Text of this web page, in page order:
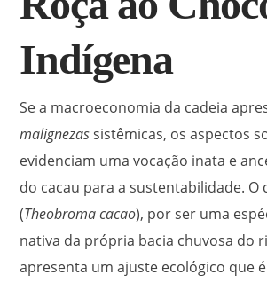
Indígena
Se a macroeconomia da cadeia
malignezassistêmicas, os aspectos
evidenciam uma vocação inata e
do cacau para a sustentabilidade. O
(Theobroma cacao), por ser uma
nativa da própria bacia chuvosa do
apresenta um ajuste ecológico que